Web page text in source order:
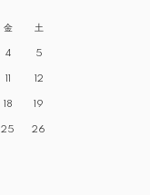
金 土
4 5
11 12
18 19
25 26